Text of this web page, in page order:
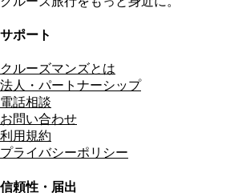
サポート
クルーズマンズとは
法人・パートナーシップ
電話相談
お問い合わせ
利用規約
プライバシーポリシー
信頼性・届出